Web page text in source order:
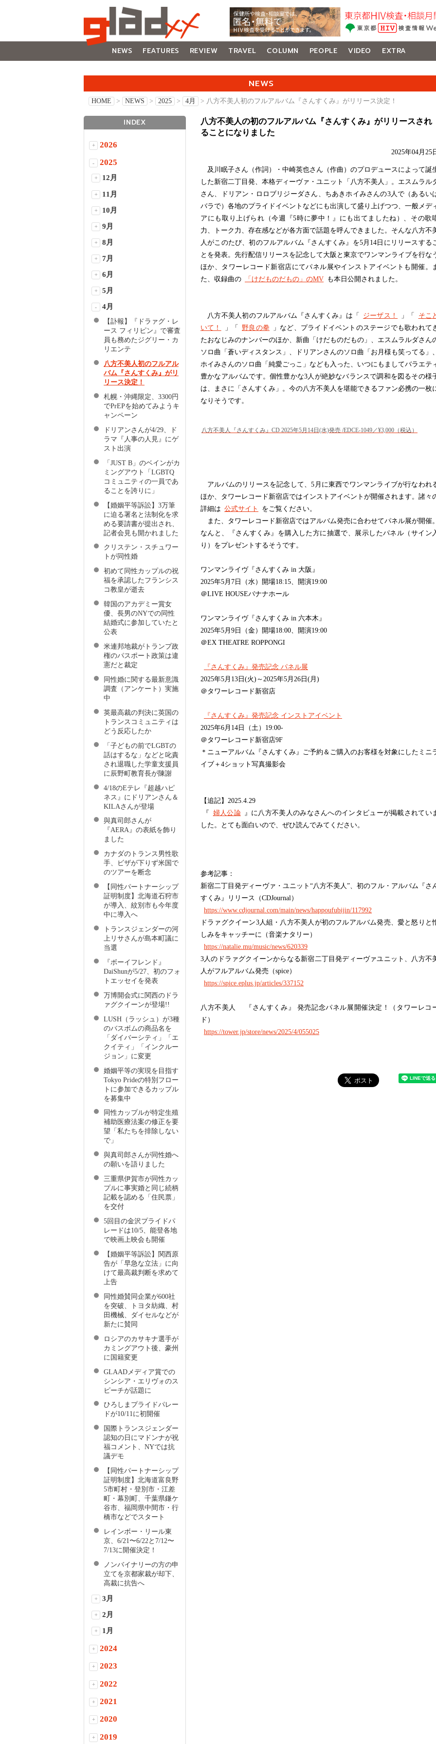
NEWS FEATURES REVIEW TRAVEL COLUMN PEOPLE VIDEO
EXTRA
NEWS
HOME > NEWS > 2025 > 4月 > 八方不美人初のフルアルバム『さんすくみ』がリリース決定！
八方不美人の初のフルアルバム『さんすくみ』がリリースされ
ることになりました
2025年04月25
及川眠子さん（作詞）・中崎英也さん（作曲）のプロデュースによって誕
した新宿二丁目発、本格ディーヴァ・ユニット「八方不美人」。エスムラル
さん、ドリアン・ロロブリジーダさん、ちあきホイみさんの3人で（あるい
バラで）各地のプライドイベントなどにも出演して盛り上げつつ、一般メデ
アにも取り上げられ（今週『5時に夢中！』にも出てましたね）、その歌
力、トーク力、存在感などが各方面で話題を呼んできました。そんな八方不
人がこのたび、初のフルアルバム『さんすくみ』を5月14日にリリースする
とを発表。先行配信リリースを記念して大阪と東京でワンマンライブを行な
ほか、タワーレコード新宿店にてパネル展やインストアイベントも開催。
た、収録曲の
「けだものだもの」のMV も本日公開されました。
八方不美人初のフルアルバム『さんすくみ』は「 ジーザス！ 」「
そこ
いて！
」「 野良の拳
」など、プライドイベントのステージでも歌われて
たおなじみのナンバーのほか、新曲「けだものだもの」、エスムラルダさん
ソロ曲「蒼いディスタンス」、ドリアンさんのソロ曲「お月様も笑ってる」、
ホイみさんのソロ曲「純愛ごっこ」なども入った、いつにもましてバラエテ
豊かなアルバムです。個性豊かな3人が絶妙なバランスで調和を図るその様
は、まさに「さんすくみ」。今の八方不美人を堪能できるファン必携の一枚
なりそうです。
八方不美人『さんすくみ』CD 2025年5月14日(水)発売 /EDCE-1049／¥3,000（税込）
アルバムのリリースを記念して、5月に東西でワンマンライブが行なわれ
ほか、タワーレコード新宿店ではインストアイベントが開催されます。諸々
詳細は 公式サイト
をご覧ください。
また、タワーレコード新宿店ではアルバム発売に合わせてパネル展が開催。
なんと、『さんすくみ』を購入した方に抽選で、展示したパネル（サイン
り）をプレゼントするそうです。
ワンマンライヴ『さんすくみ in 大阪』
2025年5月7日（水）開場18:15、開演19:00
＠LIVE HOUSEバナナホール
ワンマンライヴ『さんすくみ in 六本木』
2025年5月9日（金）開場18:00、開演19:00
＠EX THEATRE ROPPONGI
『さんすくみ』発売記念 パネル展
2025年5月13日(火)～2025年5月26日(月)
＠タワーレコード新宿店
『さんすくみ』発売記念 インストアイベント
2025年6月14日（土）19:00-
＠タワーレコード新宿店9F
＊ニューアルバム『さんすくみ』ご予約＆ご購入のお客様を対象にしたミニ
イブ＋4ショット写真撮影会
【追記】2025.4.29
『
婦人公論 』に八方不美人のみなさんへのインタビューが掲載されてい
した。とても面白いので、ぜひ読んでみてください。
参考記事：
新宿二丁目発ディーヴァ・ユニット“八方不美人”、初のフル・アルバム『さ
すくみ』リリース（CDJournal）
https://www.cdjournal.com/main/news/happoufubijin/117992
ドラァグクイーン3人組・八方不美人が初のフルアルバム発売、愛と怒りと
しみをキャッチーに（音楽ナタリー）
https://natalie.mu/music/news/620339
3人のドラァグクイーンからなる新宿二丁目発ディーヴァユニット、八方不
人がフルアルバム発売（spice）
https://spice.eplus.jp/articles/337152
八方不美人 『さんすくみ』 発売記念パネル展開催決定！（タワーレコ
ド）
https://tower.jp/store/news/2025/4/055025
INDEX
+ 2026
- 2025
+ 12月
+ 11月
+ 10月
+ 9月
+ 8月
+ 7月
+ 6月
+ 5月
- 4月
【訃報】『ドラァグ・レ
ース フィリピン』で審査
員も務めたジグリー・カ
リエンテ
八方不美人初のフルアル
バム『さんすくみ』がリ
リース決定！
札幌・沖縄限定、3300円
でPrEPを始めてみようキ
ャンペーン
ドリアンさんが4/29、ド
ラマ『人事の人見』にゲ
スト出演
「JUST B」のベインがカ
ミングアウト「LGBTQ
コミュニティの一員であ
ることを誇りに」
【婚姻平等訴訟】3万筆
に迫る署名と法制化を求
める要請書が提出され、
記者会見も開かれました
クリステン・スチュワー
トが同性婚
初めて同性カップルの祝
福を承認したフランシス
コ教皇が逝去
韓国のアカデミー賞女
優、長男のNYでの同性
結婚式に参加していたと
公表
米連邦地裁がトランプ政
権のパスポート政策は違
憲だと裁定
同性婚に関する最新意識
調査（アンケート）実施
中
英最高裁の判決に英国の
トランスコミュニティは
どう反応したか
「子どもの前でLGBTの
話はするな」などと叱責
され退職した学童支援員
に辰野町教育長が陳謝
4/18のEテレ『超越ハピ
ネス』にドリアンさん＆
KILAさんが登場
與真司郎さんが
『AERA』の表紙を飾り
ました
カナダのトランス男性歌
手、ビザが下りず米国で
のツアーを断念
【同性パートナーシップ
証明制度】北海道石狩市
が導入、紋別市も今年度
中に導入へ
トランスジェンダーの河
上リサさんが島本町議に
当選
『ボーイフレンド』
DaiShunが5/27、初のフォ
トエッセイを発表
万博開会式に関西のドラ
ァグクイーンが登場!!
LUSH（ラッシュ）が3種
のバスボムの商品名を
「ダイバーシティ」「エ
クイティ」「インクルー
ジョン」に変更
婚姻平等の実現を目指す
Tokyo Prideの特別フロー
トに参加できるカップル
を募集中
同性カップルが特定生殖
補助医療法案の修正を要
望「私たちを排除しない
で」
與真司郎さんが同性婚へ
の願いを語りました
三重県伊賀市が同性カッ
プルに事実婚と同じ続柄
記載を認める「住民票」
を交付
5回目の金沢プライドパ
レードは10/5、能登各地
で映画上映会も開催
【婚姻平等訴訟】関西原
告が「早急な立法」に向
けて最高裁判断を求めて
上告
同性婚賛同企業が600社
を突破、トヨタ紡織、村
田機械、ダイセルなどが
新たに賛同
ロシアのカサキナ選手が
カミングアウト後、豪州
に国籍変更
GLAADメディア賞での
シンシア・エリヴォのス
ピーチが話題に
ひろしまプライドパレー
ドが10/11に初開催
国際トランスジェンダー
認知の日にマドンナが祝
福コメント、NYでは抗
議デモ
【同性パートナーシップ
証明制度】北海道富良野
5市町村・登別市・江差
町・幕別町、千葉県鎌ケ
谷市、福岡県中間市・行
橋市などでスタート
レインボー・リール東
京、6/21〜6/22と7/12〜
7/13に開催決定！
ノンバイナリーの方の申
立てを京都家裁が却下、
高裁に抗告へ
+ 3月
+ 2月
+ 1月
+ 2024
+ 2023
+ 2022
+ 2021
+ 2020
+ 2019